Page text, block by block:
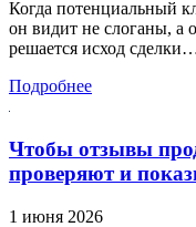
Когда потенциальный
он видит не слоганы, а
решается исход
Подробнее
Чтобы отзывы
проверяют и
1 июня 2026